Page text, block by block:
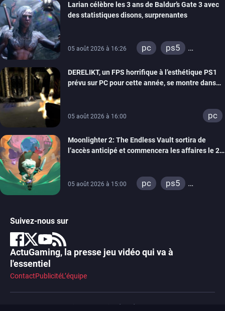
Larian célèbre les 3 ans de Baldur’s Gate 3 avec
des statistiques disons, surprenantes
05 août 2026 à 16:26 pc
ps5
DERELIKT, un FPS horrifique à l’esthétique PS1
prévu sur PC pour cette année, se montre dans
05 août 2026 à 16:00 pc
Moonlighter 2: The Endless Vault sortira de
l’accès anticipé et commencera les affaires le 2
05 août 2026 à 15:00 pc
ps5
Suivez-nous sur
ActuGaming, la presse jeu vidéo qui va à
l'essentiel
ContactPublicitéL’équipe